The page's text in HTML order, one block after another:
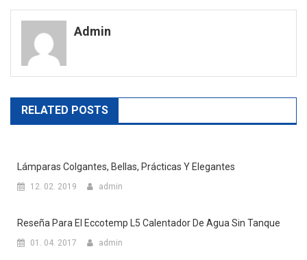
de
entradasAdmin
RELATED POSTS
Lámparas Colgantes, Bellas, Prácticas Y Elegantes
12. 02. 2019 admin
Reseña Para El Eccotemp L5 Calentador De Agua Sin Tanque
01. 04. 2017 admin